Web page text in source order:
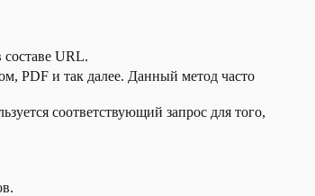
URL.
PDF и так далее. Данный метод часто
соответствующий запрос для того,